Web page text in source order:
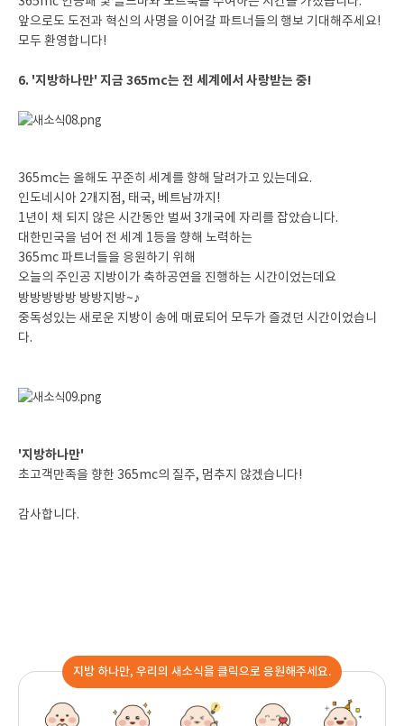
앞으로도 도전과 혁신의 사명을 이어갈 파트너들의 행보 기대해주세요!
모두 환영합니다!
6. '지방하나만' 지금 365mc는 전 세계에서 사랑받는 중!
365mc는 올해도 꾸준히 세계를 향해 달려가고 있는데요.
인도네시아 2개지점, 태국, 베트남까지!
1년이 채 되지 않은 시간동안 벌써 3개국에 자리를 잡았습니다.
대한민국을 넘어 전 세계 1등을 향해 노력하는
365mc 파트너들을 응원하기 위해
오늘의 주인공 지방이가 축하공연을 진행하는 시간이었는데요
방방방방방 방방지방~♪
중독성있는 새로운 지방이 송에 매료되어 모두가 즐겼던 시간이었습니
다.
'지방하나만'
초고객만족을 향한 365mc의 질주, 멈추지 않겠습니다!
감사합니다.
지방 하나만, 우리의 새소식을 클릭으로 응원해주세요.